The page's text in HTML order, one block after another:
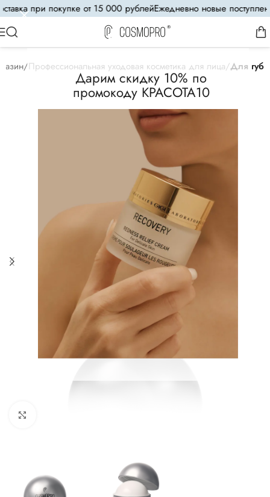
Дарим скидку 10% по
промокоду КРАСОТА10
при покупке от 15 000 рублейЕжедневно новые поступления
Профессиональная уходовая косметика для лица Для губ